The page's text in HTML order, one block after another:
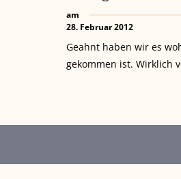
am
28. Februar 2012
Geahnt haben wir es
gekommen ist. Wirklich